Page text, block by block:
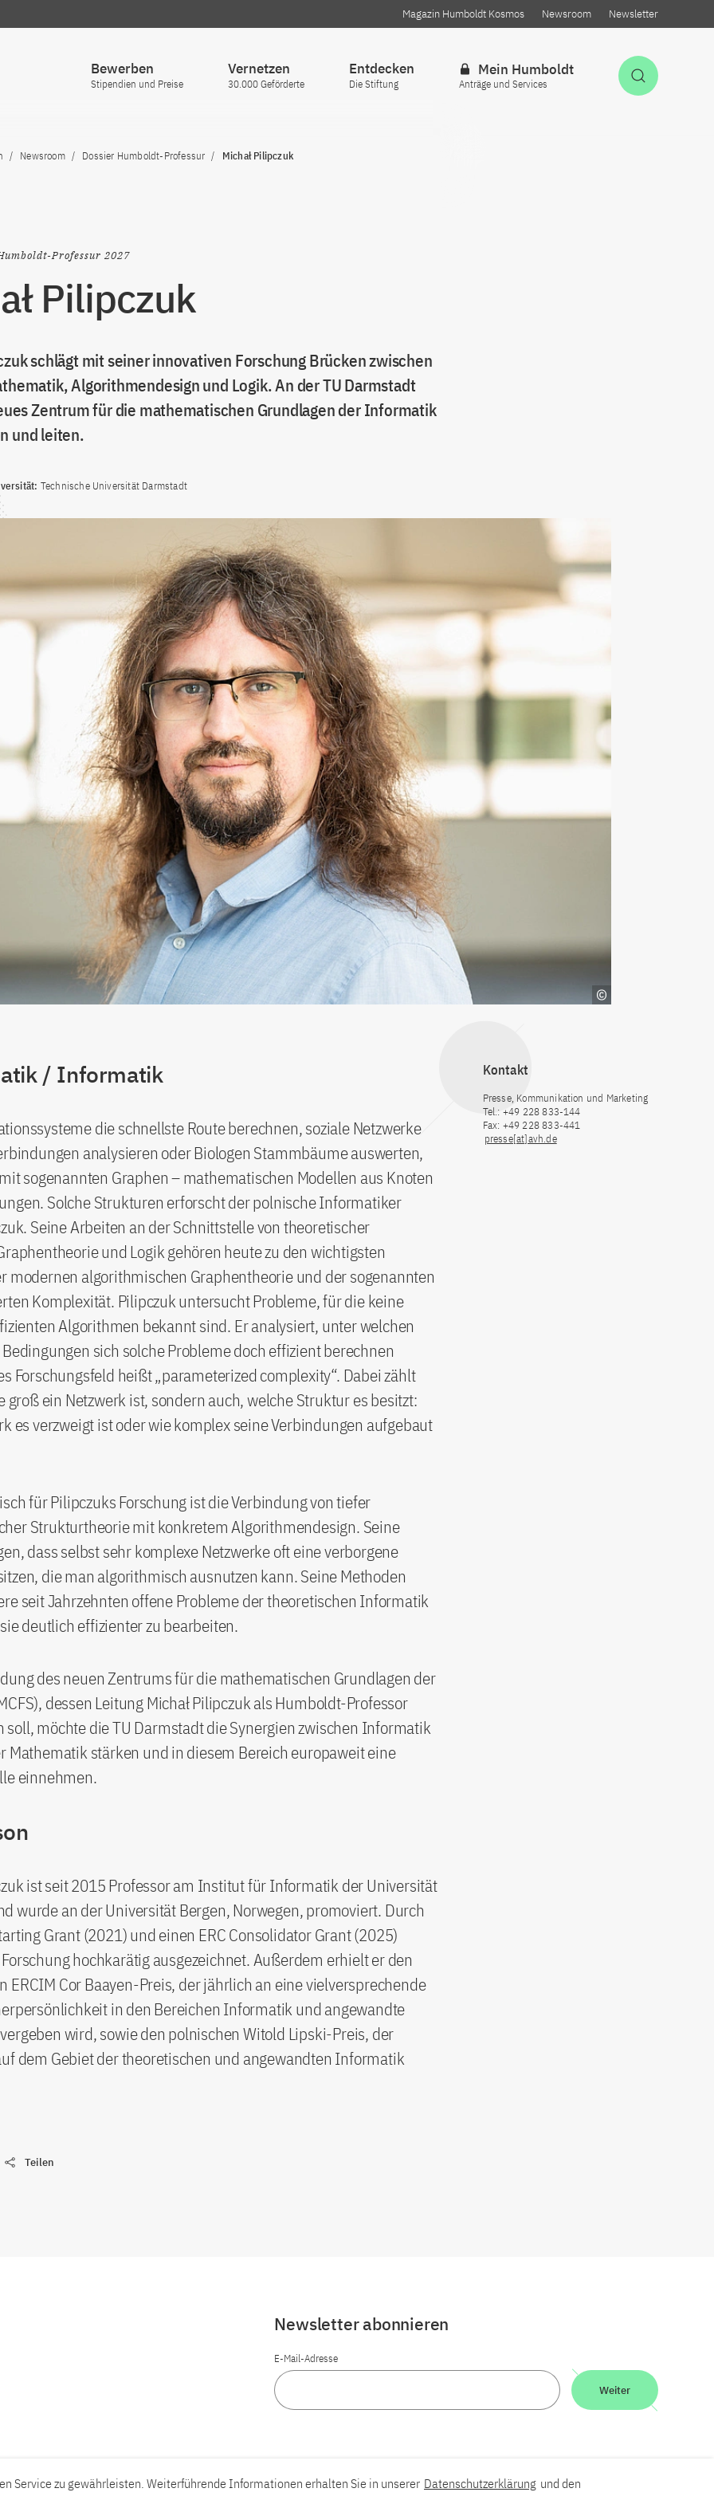
Magazin Humboldt Kosmos Newsroom Newsletter
Bewerben
Stipendien und Preise
Vernetzen
30.000 Geförderte
Entdecken
Die Stiftung
Mein Humboldt
Anträge und Services
Newsroom Dossier Humboldt-Professur Michał Pilipczuk
Professur 2027
Pilipczuk
schlägt mit seiner innovativen Forschung Brücken zwischen
Algorithmendesign und Logik. An der TU Darmstadt
Zentrum für die mathematischen Grundlagen der Informatik
und leiten.
Technische Universität Darmstadt
Kontakt
Presse, Kommunikation und Marketing
Tel.: +49 228 833-144
Fax: +49 228 833-441
presse[at]avh.de
/ Informatik
die schnellste Route berechnen, soziale Netzwerke
analysieren oder Biologen Stammbäume auswerten,
sogenannten Graphen – mathematischen Modellen aus Knoten
Solche Strukturen erforscht der polnische Informatiker
Seine Arbeiten an der Schnittstelle von theoretischer
und Logik gehören heute zu den wichtigsten
modernen algorithmischen Graphentheorie und der sogenannten
Komplexität. Pilipczuk untersucht Probleme, für die keine
Algorithmen bekannt sind. Er analysiert, unter welchen
sich solche Probleme doch effizient berechnen
Forschungsfeld heißt „parameterized complexity“. Dabei zählt
groß ein Netzwerk ist, sondern auch, welche Struktur es besitzt:
es verzweigt ist oder wie komplex seine Verbindungen aufgebaut
für Pilipczuks Forschung ist die Verbindung von tiefer
Strukturtheorie mit konkretem Algorithmendesign. Seine
dass selbst sehr komplexe Netzwerke oft eine verborgene
die man algorithmisch ausnutzen kann. Seine Methoden
seit Jahrzehnten offene Probleme der theoretischen Informatik
deutlich effizienter zu bearbeiten.
des neuen Zentrums für die mathematischen Grundlagen der
dessen Leitung Michał Pilipczuk als Humboldt-Professor
soll, möchte die TU Darmstadt die Synergien zwischen Informatik
Mathematik stärken und in diesem Bereich europaweit eine
einnehmen.
ist seit 2015 Professor am Institut für Informatik der Universität
wurde an der Universität Bergen, Norwegen, promoviert. Durch
Grant (2021) und einen ERC Consolidator Grant (2025)
hochkarätig ausgezeichnet. Außerdem erhielt er den
ERCIM Cor Baayen-Preis, der jährlich an eine vielversprechende
in den Bereichen Informatik und angewandte
wird, sowie den polnischen Witold Lipski-Preis, der
dem Gebiet der theoretischen und angewandten Informatik
Teilen
Newsletter abonnieren
E-Mail-Adresse
Weiter
Service zu gewährleisten. Weiterführende Informationen erhalten Sie in unserer Datenschutzerklärung und den